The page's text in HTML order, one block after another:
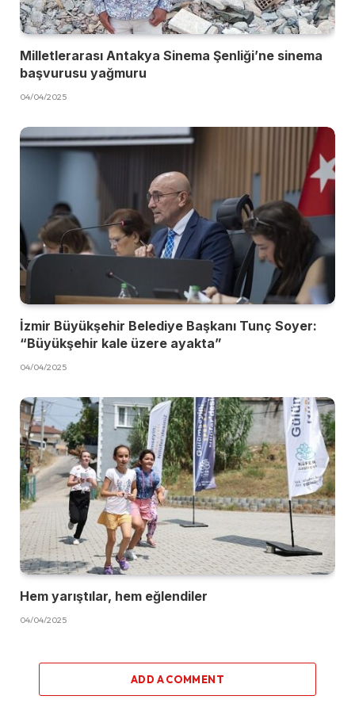
Milletlerarası Antakya Sinema Şenliği’ne sinema
başvurusu yağmuru
04/04/2025
İzmir Büyükşehir Belediye Başkanı Tunç Soyer:
“Büyükşehir kale üzere ayakta”
04/04/2025
Hem yarıştılar, hem eğlendiler
04/04/2025
ADD A COMMENT